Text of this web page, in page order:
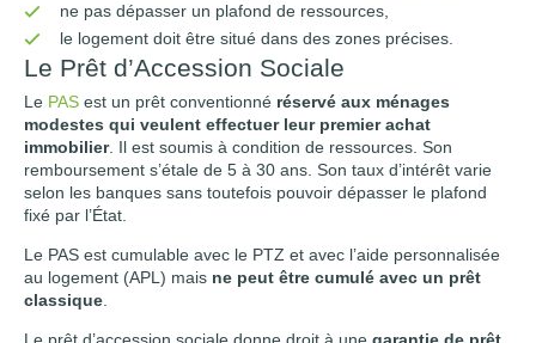
ne pas dépasser un plafond de ressources,
le logement doit être situé dans des zones précises.
Le Prêt d’Accession Sociale
Le PAS est un prêt conventionné réservé aux ménages
modestes qui veulent effectuer leur premier achat
immobilier. Il est soumis à condition de ressources. Son
remboursement s’étale de 5 à 30 ans. Son taux d’intérêt varie
selon les banques sans toutefois pouvoir dépasser le plafond
fixé par l’État.
Le PAS est cumulable avec le PTZ et avec l’aide personnalisée
au logement (APL) mais ne peut être cumulé avec un prêt
classique